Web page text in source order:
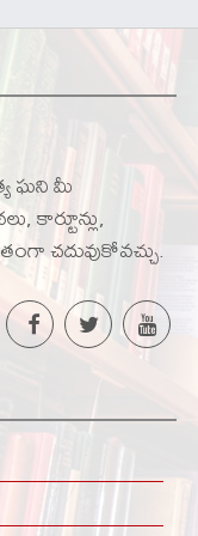
ఘని మీ
కార్టూన్లు,
చదువుకోవచ్చు.